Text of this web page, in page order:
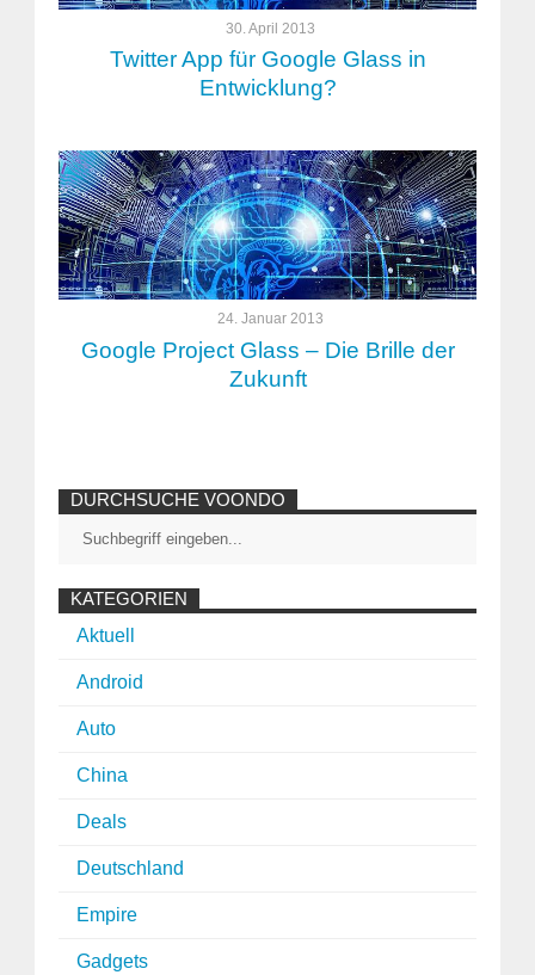
30. April 2013
Twitter App für Google Glass in
Entwicklung?
24. Januar 2013
Google Project Glass – Die Brille der
Zukunft
DURCHSUCHE VOONDO
KATEGORIEN
Aktuell
Android
Auto
China
Deals
Deutschland
Empire
Gadgets